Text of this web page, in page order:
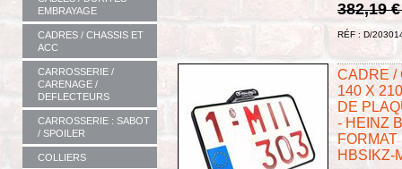
EMBRAYAGE
CADRES / CHASSIS ET
ACC
CARROSSERIE /
CARENAGE /
DEFLECTEURS
CARROSSERIE : SABOT
/ SPOILER
COLLIERS
382,19
RÉF : D/
CADRE /
140 X
DE
- HEINZ
FORMAT
HBSIKZ-